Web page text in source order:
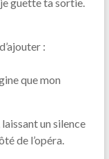
:
que mon
un silence
de l’opéra.